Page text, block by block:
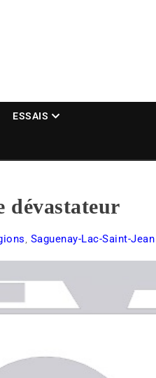
ESSAIS
dévastateur
, Saguenay-Lac-Saint-Jean